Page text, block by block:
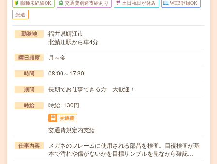
職種未経験OK 交通費別途支給あり 土日祝日が休み WEB登録OK
派遣
勤務地
福井県鯖江市
北鯖江駅から車4分
曜日頻度 月～金
時間 08:00～17:30
期間 長期でお仕事できる方、大歓迎！
時給 時給1130円
交通費
交通費規定内支給
仕事内容
メガネのフレームに使用される部品を検査。目視検査が基
本で汚れや傷がないかを目標サンプルを見ながら確認…